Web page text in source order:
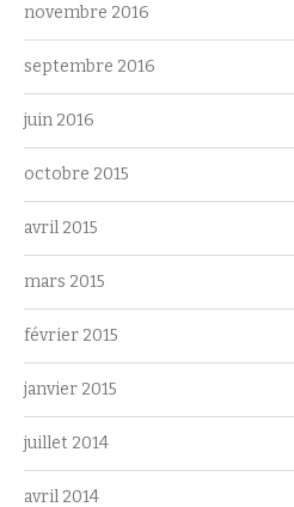
novembre 2016
septembre 2016
juin 2016
octobre 2015
avril 2015
mars 2015
février 2015
janvier 2015
juillet 2014
avril 2014